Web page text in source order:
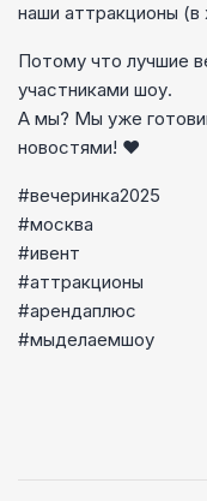
наши аттракционы
Потому что лучшие
участниками шоу.
А мы? Мы уже
новостями! ❤️
#вечеринка2025
#москва
#ивент
#аттракционы
#арендаплюс
#мыделаемшоу